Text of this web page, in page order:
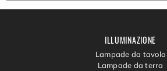
ILLUMINAZIONE
Lampade da tavolo
Lampade da terra